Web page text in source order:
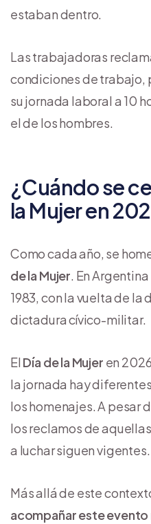
estaban dentro.
Las trabajadoras
condiciones de trabajo,
su jornada laboral a 10
el de los hombres.
¿Cuándo se
la Mujer en
Como cada año, se
de la Mujer. En
1983, con la vuelta de
dictadura cívico-militar.
El Día de la Mujer en
la jornada hay
los homenajes. A pesar
los reclamos de
a luchar siguen vigentes.
Más allá de este
acompañar este evento